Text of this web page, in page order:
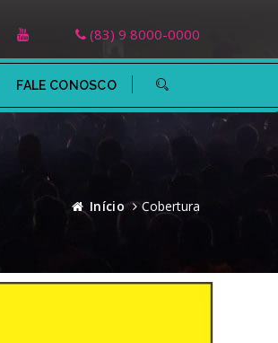
(83) 9 8000-0000
FALE CONOSCO
Início Cobertura